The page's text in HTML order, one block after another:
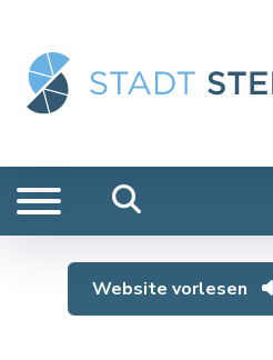
Website vorlesen